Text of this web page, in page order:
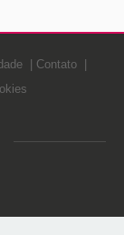
Contato